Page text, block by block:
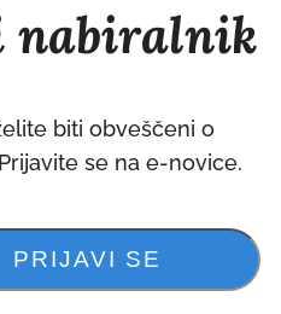
nabiralnik
biti obveščeni o
se na e-novice.